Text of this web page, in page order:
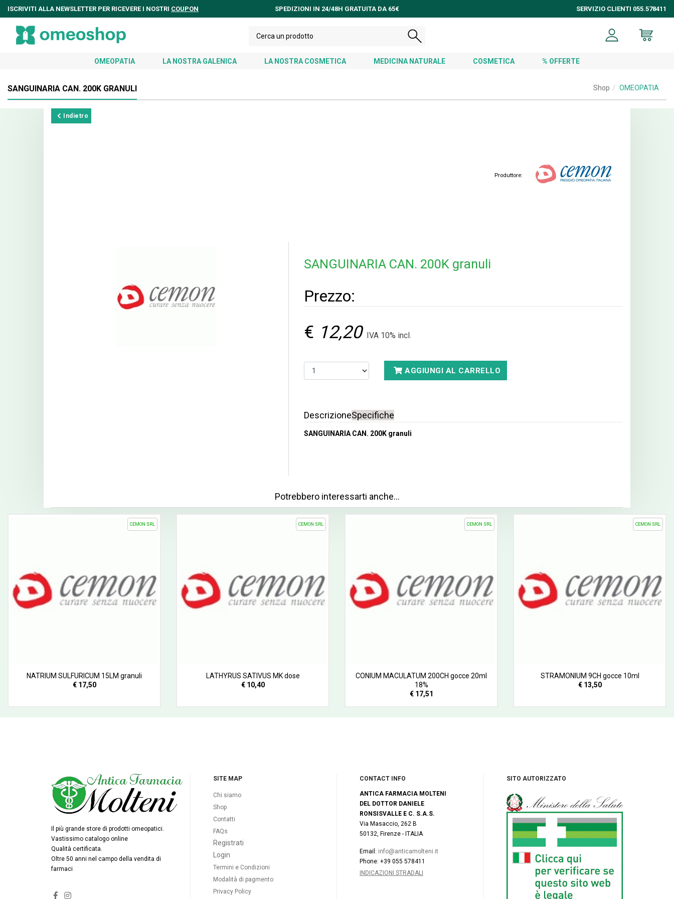
ISCRIVITI ALLA NEWSLETTER PER RICEVERE I NOSTRI COUPON SPEDIZIONI IN 24/48H GRATUITA DA 65€ SERVIZIO CLIENTI 055.578411
OMEOPATIA LA NOSTRA GALENICA LA NOSTRA COSMETICA MEDICINA NATURALE COSMETICA % OFFERTE
Shop OMEOPATIA
SANGUINARIA CAN. 200K GRANULI
Indietro
Produttore:
SANGUINARIA CAN. 200K granuli
Prezzo:
€ 12,20 IVA 10% incl.
AGGIUNGI AL CARRELLO
DescrizioneSpecifiche
SANGUINARIA CAN. 200K granuli
Potrebbero interessarti anche…
CEMON SRL
NATRIUM SULFURICUM 15LM granuli
€ 17,50
CEMON SRL
LATHYRUS SATIVUS MK dose
€ 10,40
CEMON SRL
CONIUM MACULATUM 200CH gocce 20ml
18%
€ 17,51
CEMON SRL
STRAMONIUM 9CH gocce 10ml
€ 13,50
Il più grande store di prodotti omeopatici.
Vastissimo catalogo online
Qualità certificata.
Oltre 50 anni nel campo della vendita di
farmaci
SITE MAP
Chi siamo
Shop
Contatti
FAQs
Registrati
Login
Termini e Condizioni
Modalità di pagmento
Privacy Policy
CONTACT INFO
ANTICA FARMACIA MOLTENI
DEL DOTTOR DANIELE
RONSISVALLE E C. S.A.S.
Via Masaccio, 262 B
50132, Firenze - ITALIA
Email: info@anticamolteni.it
Phone: +39 055 578411
INDICAZIONI STRADALI
SITO AUTORIZZATO